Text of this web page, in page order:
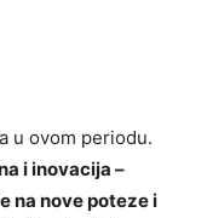
u ovom periodu.
i inovacija –
na nove poteze i